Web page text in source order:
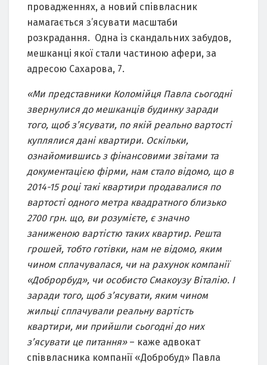
провадженнях, а новий співвласник
намагається з’ясувати масштаби
розкрадання. Одна із скандальних забудов,
мешканці якої стали частиною афери, за
адресою Сахарова, 7.
«Ми представники Коломійця Павла сьогодні
звернулися до мешканців будинку заради
того, щоб з’ясувати, по якій реально вартості
куплялися дані квартири. Оскільки,
ознайомившись з фінансовими звітами та
документацією фірми, нам стало відомо, що в
2014-15 році такі квартири продавалися по
вартості одного метра квадратного близько
2700 грн. що, ви розумієте, є значно
заниженою вартістю таких квартир. Решта
грошей, тобто готівки, нам не відомо, яким
чином сплачувалася, чи на рахунок компанії
«Доброрбуд», чи особисто СмакоузуВіталію. І
заради того, щоб з’ясувати, яким чином
жильці сплачували реальну вартість
квартири, ми прийшли сьогодні до них
з’ясувати це питання» – каже адвокат
співвласника компанії «Добробуд» Павла